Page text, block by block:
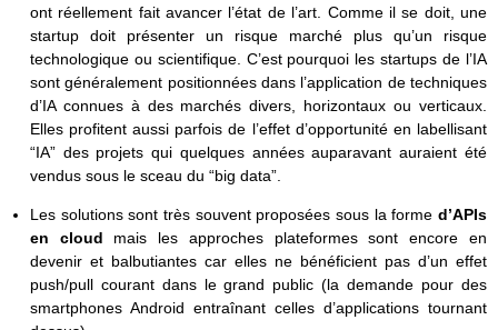
ont réellement fait avancer l’état de l’art. Comme il se doit, une
startup doit présenter un risque marché plus qu’un risque
technologique ou scientifique. C’est pourquoi les startups de l’IA
sont généralement positionnées dans l’application de techniques
d’IA connues à des marchés divers, horizontaux ou verticaux.
Elles profitent aussi parfois de l’effet d’opportunité en labellisant
“IA” des projets qui quelques années auparavant auraient été
vendus sous le sceau du “big data”.
Les solutions sont très souvent proposées sous la forme d’APIs
en cloud mais les approches plateformes sont encore en
devenir et balbutiantes car elles ne bénéficient pas d’un effet
push/pull courant dans le grand public (la demande pour des
smartphones Android entraînant celles d’applications tournant